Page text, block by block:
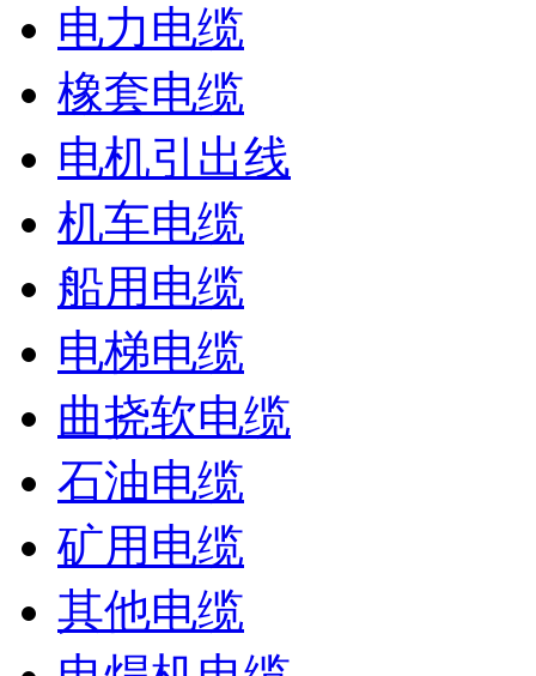
电力电缆
橡套电缆
电机引出线
机车电缆
船用电缆
电梯电缆
曲挠软电缆
石油电缆
矿用电缆
其他电缆